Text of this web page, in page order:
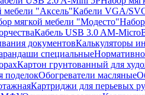
мебели "Аксель"Кабели VGA/
мягкой мебели "Модесто"
Кабель USB 3.0 AM-
документовКалькуляторы
специальные
Картон грунтованный для
поделокОбогреватели масляные
Картриджи для перьевых